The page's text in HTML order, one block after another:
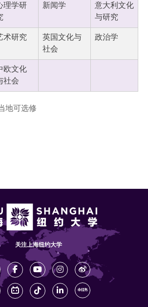
理学研
新闻学
意大利文化
与研究
术研究
英国文化与
社会
政治学
欧文化
社会
地可选修
关注上海纽约大学